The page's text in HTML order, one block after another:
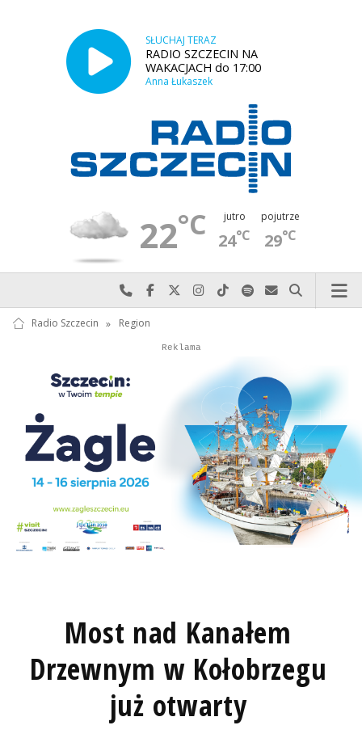
SŁUCHAJ TERAZ
RADIO SZCZECIN NA
WAKACJACH do 17:00
Anna Łukaszek
22°C jutro
24°C
pojutrze
29°C
Najlepiej po prostu do nas zadzwoń
Odwiedź nas na Facebook-u
Odwiedź nas na X
Odwiedź nas na Instagram-ie
Odwiedź nas na TikTok-u
Szukaj nas na Spotify
Wyślij do nas
Szukaj
Radio Szczecin » Region
Autopromocja
Reklama
Autopromocja
Most nad Kanałem
Drzewnym w Kołobrzegu
już otwarty